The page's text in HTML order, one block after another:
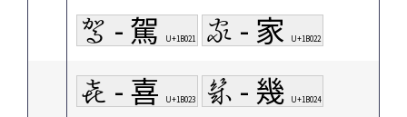
𛀡 - 駕 U+1B021 𛀢 - 家 U+1B022
𛀣 - 喜 U+1B023 𛀤 - 幾 U+1B024